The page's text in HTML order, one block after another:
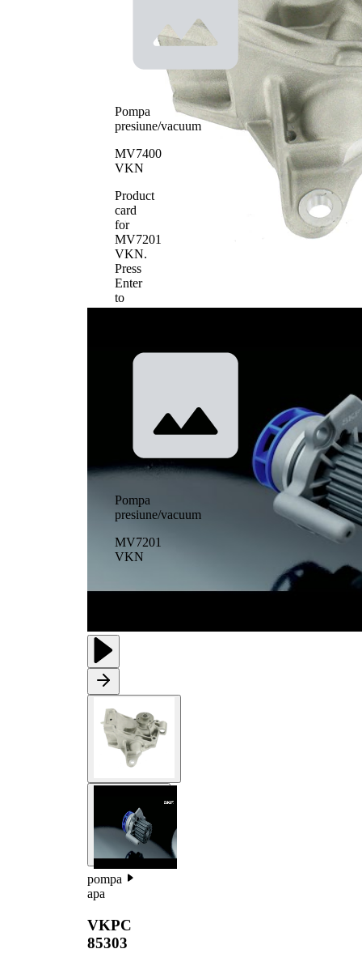
pompa
apa
VKPC
85303
Tip constructiv
pompa apa
pentru
actioanre
curea
transmizie
caneluri
Material roata
pale - pompa
tabla de
otel
Pompa
presiune/vacuum
MV7400
VKN
Product
card
for
MV7201
VKN.
Press
Enter
to
view
Pompa
presiune/vacuum
MV7201
VKN